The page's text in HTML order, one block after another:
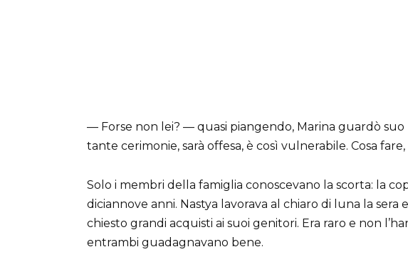
— Forse non lei? — quasi piangendo, Marina guardò suo
tante cerimonie, sarà offesa, è così vulnerabile. Cosa fare,
Solo i membri della famiglia conoscevano la scorta: la
diciannove anni. Nastya lavorava al chiaro di luna la
chiesto grandi acquisti ai suoi genitori. Era raro e non
entrambi guadagnavano bene.